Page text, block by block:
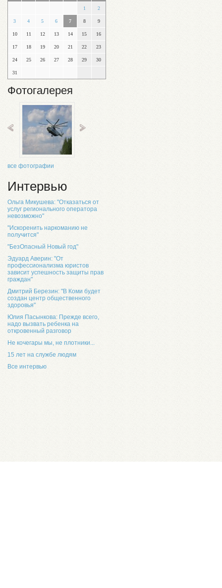
1 2
3 4 5 6 7 8 9
10 11 12 13 14 15 16
17 18 19 20 21 22 23
24 25 26 27 28 29 30
31
Фотогалерея
все фотографии
Интервью
Ольга Микушева: "Отказаться от
услуг регионального оператора
невозможно"
"Искоренить наркоманию не
получится"
"БезОпасный Новый год"
Эдуард Аверин: "От
профессионализма юристов
зависит успешность защиты прав
граждан"
Дмитрий Березин: "В Коми будет
создан центр общественного
здоровья"
Юлия Пасынкова: Прежде всего,
надо вызвать ребенка на
откровенный разговор
Не кочегары мы, не плотники...
15 лет на службе людям
Все интервью